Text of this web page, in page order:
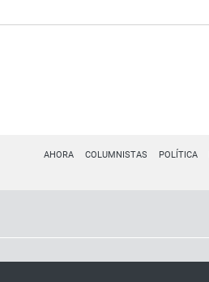
AHORA COLUMNISTAS POLÍTICA